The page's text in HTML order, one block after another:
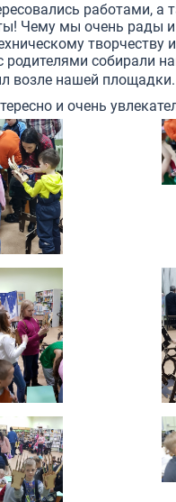
работами, а
Чему мы очень рады
родителями собирали
возле нашей площадки.
и очень